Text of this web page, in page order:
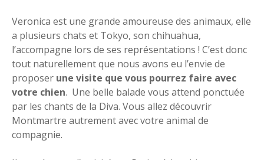
Veronica est une grande amoureuse des animaux, elle
a plusieurs chats et Tokyo, son chihuahua,
l’accompagne lors de ses représentations ! C’est donc
tout naturellement que nous avons eu l’envie de
proposer une visite que vous pourrez faire avec
votre chien. Une belle balade vous attend ponctuée
par les chants de la Diva. Vous allez découvrir
Montmartre autrement avec votre animal de
compagnie.